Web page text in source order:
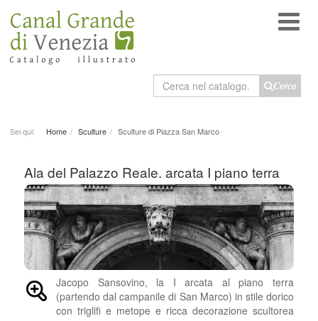
Cerca
Cerca
nel
Sei qui: Home Sculture Sculture di Piazza San Marco
Ala del Palazzo Reale. arcata I piano terra
Jacopo Sansovino, la I arcata al piano terra
(partendo dal campanile di San Marco) in stile dorico
con triglifi e metope e ricca decorazione scultorea